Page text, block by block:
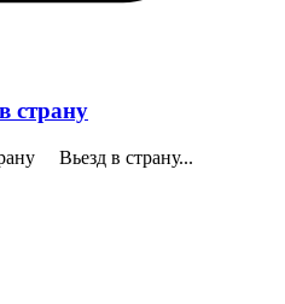
страну
Вьезд в страну...